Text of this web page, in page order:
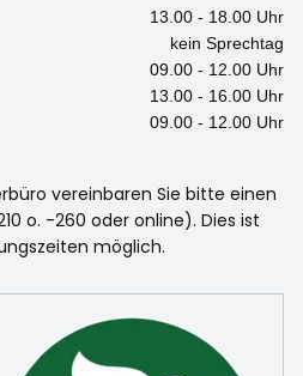
13.00 - 18.00 Uhr
kein Sprechtag
09.00 - 12.00 Uhr
13.00 - 16.00 Uhr
09.00 - 12.00 Uhr
vereinbaren Sie bitte einen
o. -260 oder online). Dies ist
möglich.